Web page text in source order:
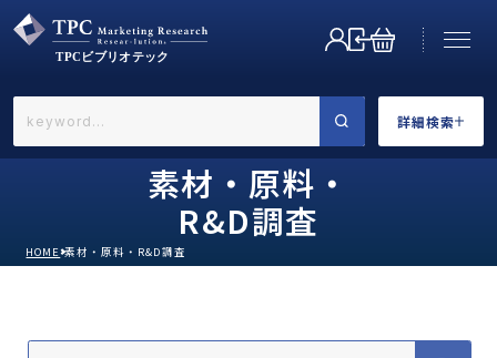
詳細検索
←戻る
素材・原料・
R&D調査
HOME 素材・原料・R&D調査